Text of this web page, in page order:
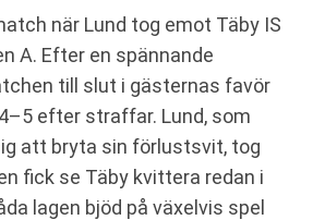
när Lund tog emot Täby IS
A. Efter en spännande
till slut i gästernas favör
efter straffar. Lund, som
att bryta sin förlustsvit, tog
fick se Täby kvittera redan i
lagen bjöd på växelvis spel